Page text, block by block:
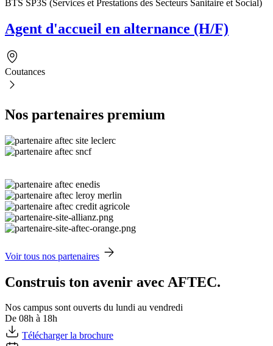
BTS SP3S (Services et Prestations des Secteurs Sanitaire et Social)
Agent d'accueil en alternance (H/F)
Coutances
Nos partenaires premium
Voir tous nos partenaires
Construis ton avenir avec AFTEC.
Nos campus sont ouverts du lundi au vendredi
De 08h à 18h
Télécharger la brochure